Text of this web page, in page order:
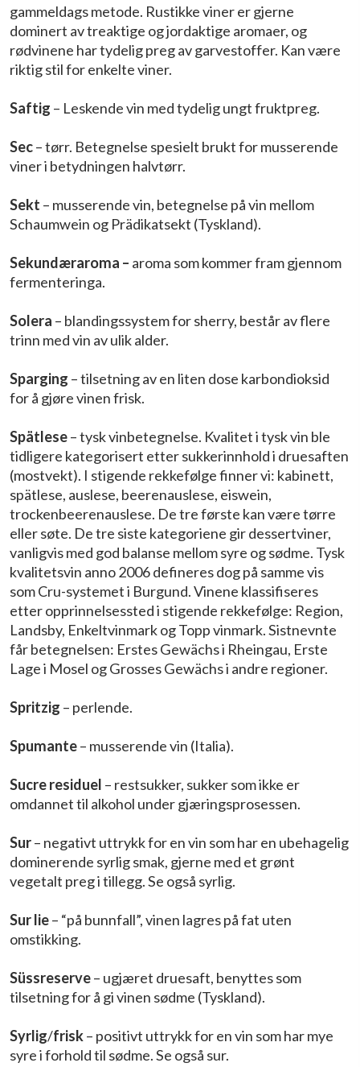
gammeldags metode. Rustikke viner er gjerne
dominert av treaktige og jordaktige aromaer, og
rødvinene har tydelig preg av garvestoffer. Kan være
riktig stil for enkelte viner.
Saftig – Leskende vin med tydelig ungt fruktpreg.
Sec– tørr. Betegnelse spesielt brukt for musserende
viner i betydningen halvtørr.
Sekt – musserende vin, betegnelse på vin mellom
Schaumwein og Prädikatsekt (Tyskland).
Sekundæraroma – aroma som kommer fram gjennom
fermenteringa.
Solera – blandingssystem for sherry, består av flere
trinn med vin av ulik alder.
Sparging – tilsetning av en liten dose karbondioksid
for å gjøre vinen frisk.
Spätlese– tysk vinbetegnelse. Kvalitet i tysk vin ble
tidligere kategorisert etter sukkerinnhold i druesaften
(mostvekt). I stigende rekkefølge finner vi: kabinett,
spätlese, auslese, beerenauslese, eiswein,
trockenbeerenauslese. De tre første kan være tørre
eller søte. De tre siste kategoriene gir dessertviner,
vanligvis med god balanse mellom syre og sødme. Tysk
kvalitetsvin anno 2006 defineres dog på samme vis
som Cru-systemet i Burgund. Vinene klassifiseres
etter opprinnelsessted i stigende rekkefølge: Region,
Landsby, Enkeltvinmark og Topp vinmark. Sistnevnte
får betegnelsen: Erstes Gewächs i Rheingau, Erste
Lage i Mosel og Grosses Gewächs i andre regioner.
Spritzig – perlende.
Spumante– musserende vin (Italia).
Sucre residuel – restsukker, sukker som ikke er
omdannet til alkohol under gjæringsprosessen.
Sur– negativt uttrykk for en vin som har en ubehagelig
dominerende syrlig smak, gjerne med et grønt
vegetalt preg i tillegg. Se også syrlig.
Sur lie– “på bunnfall”, vinen lagres på fat uten
omstikking.
Süssreserve– ugjæret druesaft, benyttes som
tilsetning for å gi vinen sødme (Tyskland).
Syrlig/frisk– positivt uttrykk for en vin som har mye
syre i forhold til sødme. Se også sur.